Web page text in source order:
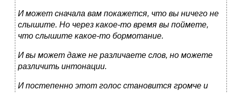
И может сначала вам покажется, что вы ничего не
слышите. Но через какое-то время вы поймете,
что слышите какое-то бормотание.
И вы может даже не различаете слов, но можете
различить интонации.
И постепенно этот голос становится громче и